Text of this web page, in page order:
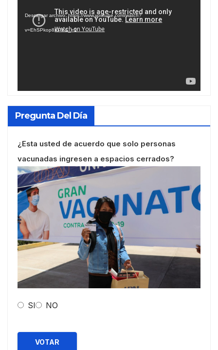
vídeo
Descargar archivo: https://www.youtube.com/watch?
v=EhSPkop8KPY&_=1
Pregunta Del Día
¿Esta usted de acuerdo que solo personas
vacunadas ingresen a espacios cerrados?
SI NO
VOTAR